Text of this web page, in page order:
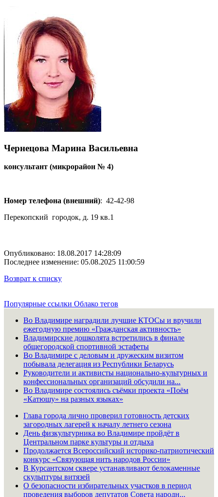
Чернецова Марина Васильевна
консультант (микрорайон № 4)
Номер телефона (внешний): 42-42-98
Перекопский городок, д. 19 кв.1
Опубликовано: 18.08.2017 14:28:09
Последнее изменение: 05.08.2025 11:00:59
Возврат к списку
Популярные ссылки Облако тегов
Во Владимире наградили лучшие КТОСы и вручили
ежегодную премию «Гражданская активность»
Владимирские дошколята встретились в финале
общегородской спортивной эстафеты
Во Владимире с деловым и дружеским визитом
побывала делегация из Республики Беларусь
Руководители и активисты национально-культурных и
конфессиональных организаций обсудили на...
Во Владимире состоялись съёмки проекта «Поём
«Катюшу» на разных языках»
Глава города лично проверил готовность детских
загородных лагерей к началу летнего сезона
День физкультурника во Владимире пройдёт в
Центральном парке культуры и отдыха
Продолжается Всероссийский историко-патриотический
конкурс «Связующая нить народов России»
В Курсантском сквере устанавливают белокаменные
скульптуры витязей
О безопасности избирательных участков в период
проведения выборов депутатов Совета народн...